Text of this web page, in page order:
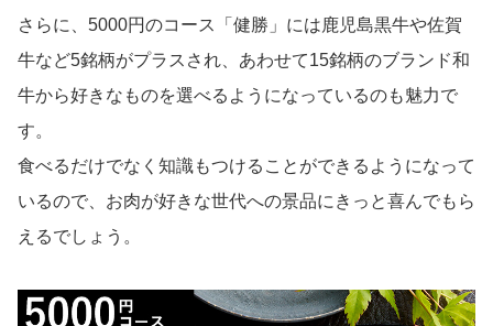
さらに、5000円のコース「健勝」には鹿児島黒牛や佐賀
牛など5銘柄がプラスされ、あわせて15銘柄のブランド和
牛から好きなものを選べるようになっているのも魅力で
す。
食べるだけでなく知識もつけることができるようになって
いるので、お肉が好きな世代への景品にきっと喜んでもら
えるでしょう。